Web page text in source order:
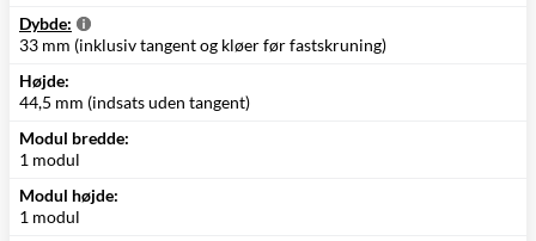
Dybde:
33 mm (inklusiv tangent og kløer før fastskruning)
Højde:
44,5 mm (indsats uden tangent)
Modul bredde:
1 modul
Modul højde:
1 modul